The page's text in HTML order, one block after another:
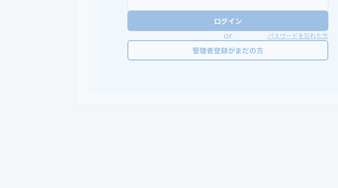
ログイン
or パスワードを忘れた方
管理者登録がまだの方